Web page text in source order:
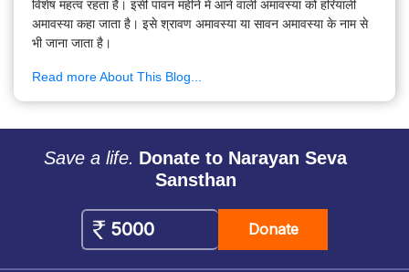
विशेष महत्व रहता है। इसी पावन महीने में आने वाली अमावस्या को हरियाली
अमावस्या कहा जाता है। इसे श्रावण अमावस्या या सावन अमावस्या के नाम से
भी जाना जाता है।
Read more About This Blog...
Save a life. Donate to Narayan Seva
Sansthan
Donate